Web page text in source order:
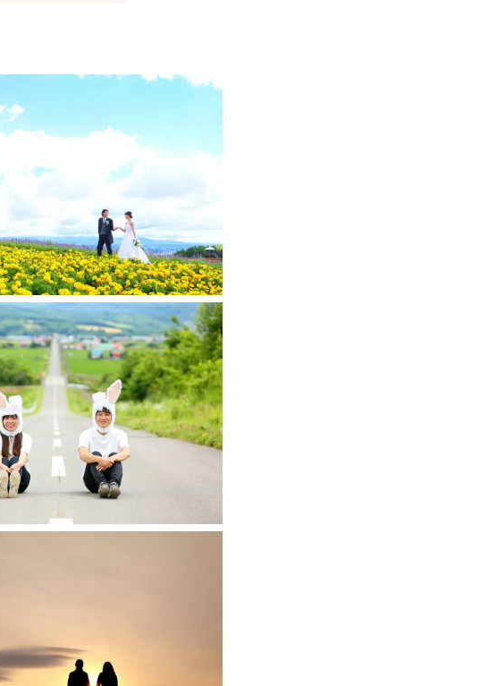
どの 出張・ロケーションフォト撮
い↓↓↓